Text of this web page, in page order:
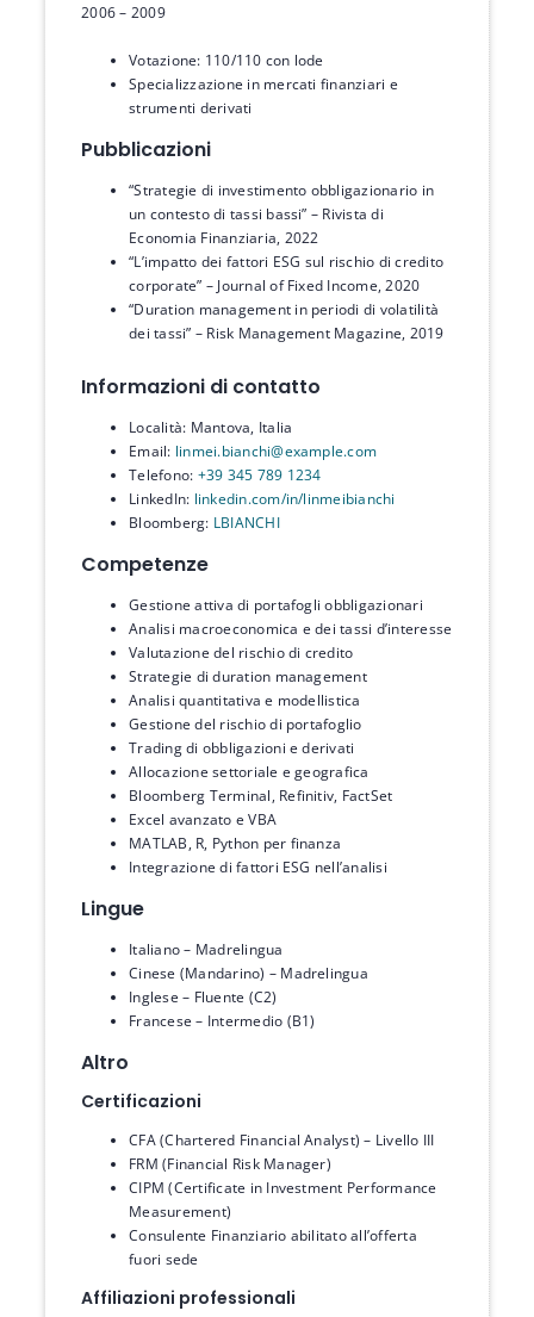
2006 – 2009
Votazione: 110/110 con lode
Specializzazione in mercati finanziari e
strumenti derivati
Pubblicazioni
“Strategie di investimento obbligazionario in
un contesto di tassi bassi” – Rivista di
Economia Finanziaria, 2022
“L’impatto dei fattori ESG sul rischio di credito
corporate” – Journal of Fixed Income, 2020
“Duration management in periodi di volatilità
dei tassi” – Risk Management Magazine, 2019
Informazioni di contatto
Località: Mantova, Italia
Email: linmei.bianchi@example.com
Telefono: +39 345 789 1234
LinkedIn: linkedin.com/in/linmeibianchi
Bloomberg: LBIANCHI
Competenze
Gestione attiva di portafogli obbligazionari
Analisi macroeconomica e dei tassi d’interesse
Valutazione del rischio di credito
Strategie di duration management
Analisi quantitativa e modellistica
Gestione del rischio di portafoglio
Trading di obbligazioni e derivati
Allocazione settoriale e geografica
Bloomberg Terminal, Refinitiv, FactSet
Excel avanzato e VBA
MATLAB, R, Python per finanza
Integrazione di fattori ESG nell’analisi
Lingue
Italiano – Madrelingua
Cinese (Mandarino) – Madrelingua
Inglese – Fluente (C2)
Francese – Intermedio (B1)
Altro
Certificazioni
CFA (Chartered Financial Analyst) – Livello III
FRM (Financial Risk Manager)
CIPM (Certificate in Investment Performance
Measurement)
Consulente Finanziario abilitato all’offerta
fuori sede
Affiliazioni professionali